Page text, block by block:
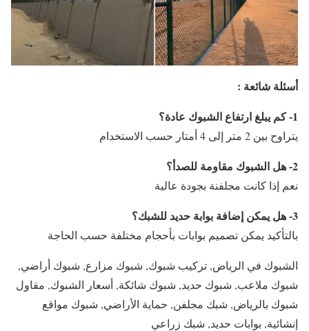
أسئلة شائعة :
1- كم يبلغ ارتفاع الشبوك عادة؟
يتراوح بين 2 متر إلى 4 أمتار حسب الاستخدام
2- هل الشبوك مقاومة للصدأ؟
نعم إذا كانت مجلفنة بجودة عالية
3- هل يمكن إضافة بوابة حديد للشبك؟
بالتأكيد يمكن تصميم بوابات بأحجام مختلفة حسب الحاجة
الشبوك في الرياض, تركيب شبوك, شبوك مزارع, شبوك أراضي,
شبوك ملاعب, شبوك حديد, شبوك شائكة, أسعار الشبوك, مقاول
شبوك بالرياض, شبك مجلفن, حماية الأراضي, شبوك مواقع
إنشائية, بوابات حديد, شبك زراعي